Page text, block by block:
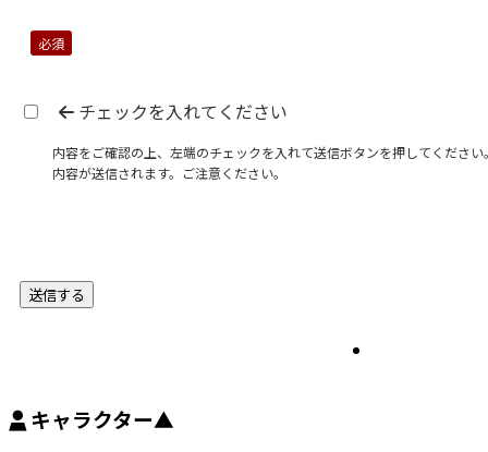
必須
チェックを入れてください
内容をご確認の上、左端のチェックを入れて送信ボタンを押してくださ
内容が送信されます。ご注意ください。
キャラクター▲